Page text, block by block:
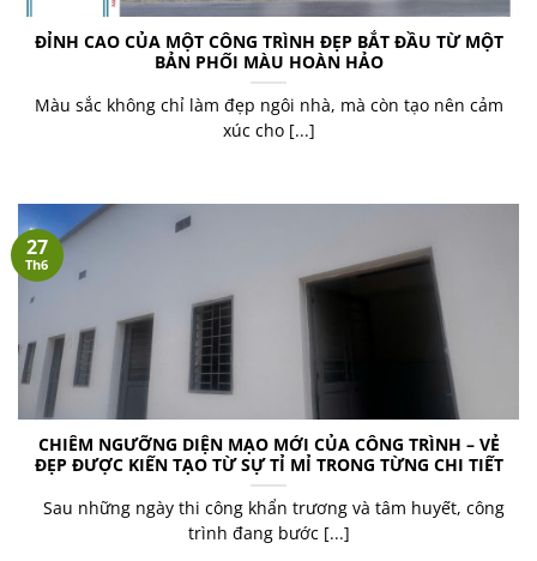
ĐỈNH CAO CỦA MỘT CÔNG TRÌNH ĐẸP BẮT ĐẦU TỪ MỘT
BẢN PHỐI MÀU HOÀN HẢO
Màu sắc không chỉ làm đẹp ngôi nhà, mà còn tạo nên cảm
xúc cho [...]
CHIÊM NGƯỠNG DIỆN MẠO MỚI CỦA CÔNG TRÌNH – VẺ
ĐẸP ĐƯỢC KIẾN TẠO TỪ SỰ TỈ MỈ TRONG TỪNG CHI TIẾT
Sau những ngày thi công khẩn trương và tâm huyết, công
trình đang bước [...]
27
Th6